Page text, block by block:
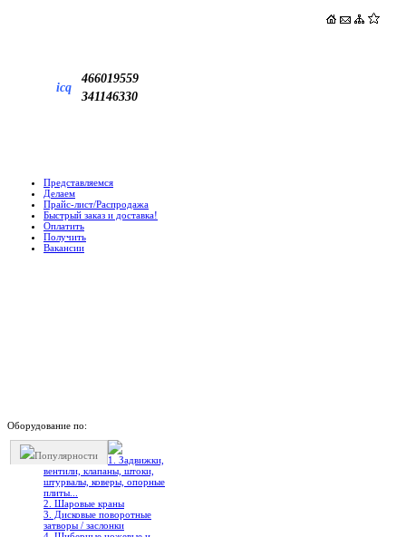
icq
466019559
341146330
Представляемся
Делаем
Прайс-лист/Распродажа
Быстрый заказ и доставка!
Оплатить
Получить
Вакансии
Оборудование по:
Популярности
1. Задвижки,
вентили, клапаны, штоки,
штурвалы, коверы, опорные
плиты...
2. Шаровые краны
3. Дисковые поворотные
затворы / заслонки